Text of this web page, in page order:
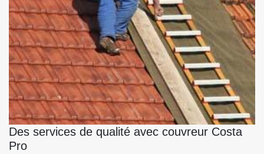
Des services de qualité avec couvreur Costa
Pro